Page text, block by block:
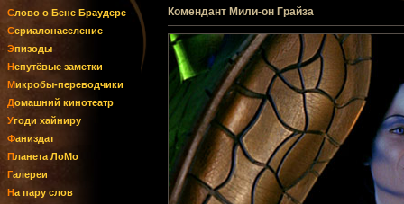
Слово о Бене Браудере
Сериалонаселение
Эпизоды
Непутёвые заметки
Микробы-переводчики
Домашний кинотеатр
Угоди хайниру
Фаниздат
Планета ЛоМо
Галереи
На пару слов
Комендант Мили-он Грайза